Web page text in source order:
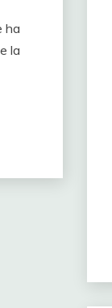
ha
la